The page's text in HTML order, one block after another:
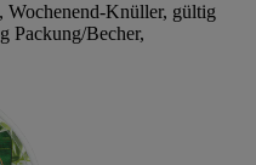
Wochenend-Knüller, gültig
Packung/Becher,